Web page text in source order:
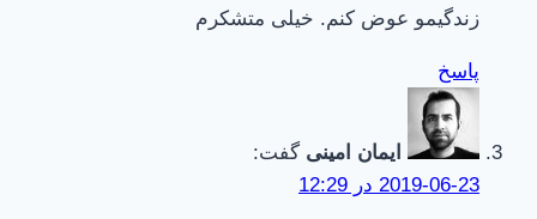
زندگیمو عوض کنم. خیلی متشکرم
پاسخ
ایمان امینی گفت:
2019-06-23 در 12:29